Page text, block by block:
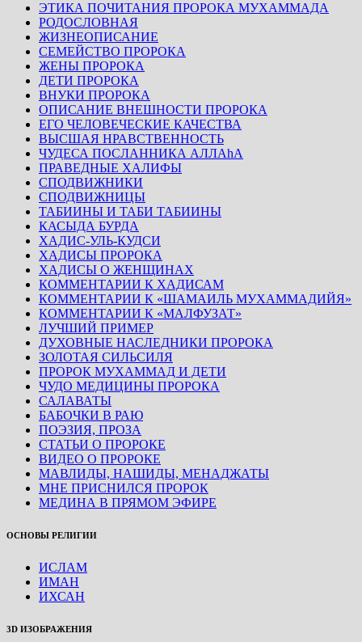
ЭТИКА ПОЧИТАНИЯ ПРОРОКА МУХАММАДА
РОДОСЛОВНАЯ
ЖИЗНЕОПИСАНИЕ
СЕМЕЙСТВО ПРОРОКА
ЖЕНЫ ПРОРОКА
ДЕТИ ПРОРОКА
ВНУКИ ПРОРОКА
ОПИСАНИЕ ВНЕШНОСТИ ПРОРОКА
ЕГО ЧЕЛОВЕЧЕСКИЕ КАЧЕСТВА
ВЫСШАЯ НРАВСТВЕННОСТЬ
ЧУДЕСА ПОСЛАННИКА АЛЛАhА
ПРАВЕДНЫЕ ХАЛИФЫ
СПОДВИЖНИКИ
СПОДВИЖНИЦЫ
ТАБИИНЫ И ТАБИ ТАБИИНЫ
КАСЫДА БУРДА
ХАДИС-УЛЬ-КУДСИ
ХАДИСЫ ПРОРОКА
ХАДИСЫ О ЖЕНЩИНАХ
КОММЕНТАРИИ К ХАДИСАМ
КОММЕНТАРИИ К «ШАМАИЛЬ МУХАММАДИЙЯ»
КОММЕНТАРИИ К «МАЛФУЗАТ»
ЛУЧШИЙ ПРИМЕР
ДУХОВНЫЕ НАСЛЕДНИКИ ПРОРОКА
ЗОЛОТАЯ СИЛЬСИЛЯ
ПРОРОК МУХАММАД И ДЕТИ
ЧУДО МЕДИЦИНЫ ПРОРОКА
САЛАВАТЫ
БАБОЧКИ В РАЮ
ПОЭЗИЯ, ПРОЗА
СТАТЬИ О ПРОРОКЕ
ВИДЕО О ПРОРОКЕ
МАВЛИДЫ, НАШИДЫ, МЕНАДЖАТЫ
МНЕ ПРИСНИЛСЯ ПРОРОК
МЕДИНА В ПРЯМОМ ЭФИРЕ
ОСНОВЫ РЕЛИГИИ
ИСЛАМ
ИМАН
ИХСАН
3D ИЗОБРАЖЕНИЯ